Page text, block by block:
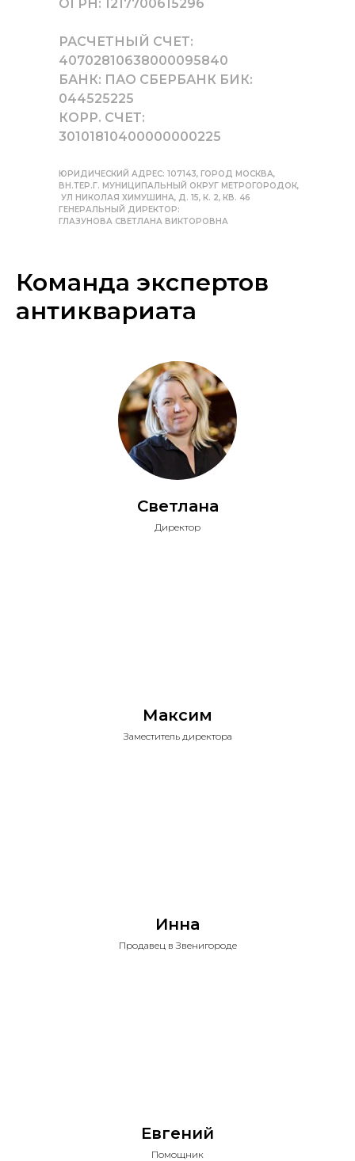
ОГРН: 1217700615296
РАСЧЕТНЫЙ СЧЕТ:
40702810638000095840
БАНК: ПАО СБЕРБАНК БИК:
044525225
КОРР. СЧЕТ:
30101810400000000225
ЮРИДИЧЕСКИЙ АДРЕС: 107143, ГОРОД МОСКВА,
ВН.ТЕР.Г. МУНИЦИПАЛЬНЫЙ ОКРУГ МЕТРОГОРОДОК,
УЛ НИКОЛАЯ ХИМУШИНА, Д. 15, К. 2, КВ. 46
ГЕНЕРАЛЬНЫЙ ДИРЕКТОР:
ГЛАЗУНОВА СВЕТЛАНА ВИКТОРОВНА
Команда экспертов
антиквариата
Светлана
Директор
Максим
Заместитель директора
Инна
Продавец в Звенигороде
Евгений
Помощник